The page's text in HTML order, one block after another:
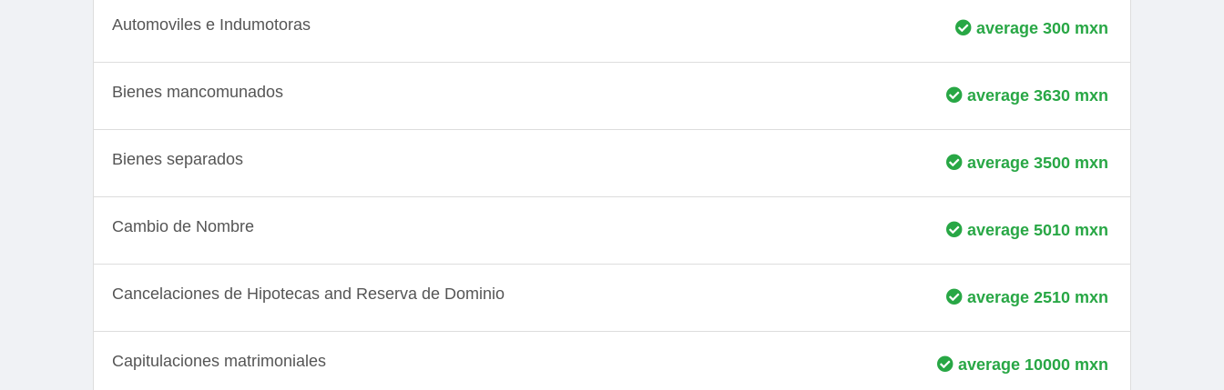
Automoviles e Indumotoras average 300 mxn
Bienes mancomunados average 3630 mxn
Bienes separados average 3500 mxn
Cambio de Nombre average 5010 mxn
Cancelaciones de Hipotecas and Reserva de Dominio average 2510 mxn
Capitulaciones matrimoniales average 10000 mxn